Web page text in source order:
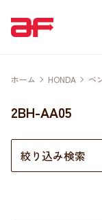
ホーム HONDA ベ
2BH-AA05
絞り込み検索